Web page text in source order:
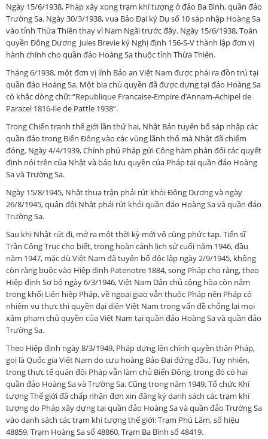
Ngày 15/6/1938, Pháp xây xong trạm khí tượng ở đảo Ba Bình, quần đảo
Trường Sa. Ngày 30/3/1938, vua Bảo Đại ký Dụ số 10 sáp nhập Hoàng Sa
vào tỉnh Thừa Thiên thay vì Nam Ngãi trước đây. Ngày 15/6/1938, Toàn
quyền Đông Dương Jules Brevie ký Nghị định 156-S-V thành lập đơn vị
hành chính cho quần đảo Hoàng Sa thuộc tỉnh Thừa Thiên.
Tháng 6/1938, một đơn vị lính Bảo an Việt Nam được phái ra đồn trú tại
quần đảo Hoàng Sa. Một bia chủ quyền đã được dựng tại đảo Hoàng Sa
có khắc dòng chữ: “Republique Francaise-Empire d’Annam-Achipel de
Paracel 1816-Ile de Pattle 1938”.
Trong Chiến tranh thế giới lần thứ hai, Nhật Bản tuyên bố sáp nhập các
quần đảo trong Biển Đông vào các vùng lãnh thổ mà Nhật đã chiếm
đóng. Ngày 4/4/1939, Chính phủ Pháp gửi Công hàm phản đối các quyết
định nói trên của Nhật và bảo lưu quyền của Pháp tại quần đảo Hoàng
Sa và Trường Sa.
Ngày 15/8/1945, Nhật thua trận phải rút khỏi Đông Dương và ngày
26/8/1945, quân đội Nhật phải rút khỏi quần đảo Hoàng Sa và quần đảo
Trường Sa.
Sau khi Nhật rút đi, mở ra một thời kỳ mới vô cùng phức tạp. Tiến sĩ
Trần Công Trục cho biết, trong hoàn cảnh lịch sử cuối năm 1946, đầu
năm 1947, mặc dù Việt Nam đã tuyên bố độc lập ngày 2/9/1945, không
còn ràng buộc vào Hiệp định Patenotre 1884, song Pháp cho rằng, theo
Hiệp định Sơ bộ ngày 6/3/1946, Việt Nam Dân chủ cộng hòa còn nằm
trong khối Liên hiệp Pháp, về ngoại giao vẫn thuộc Pháp nên Pháp có
nhiệm vụ thực thi quyền đại diện Việt Nam trong vấn đề chống lại mọi
xâm phạm chủ quyền của Việt Nam tại quần đảo Hoàng Sa và quần đảo
Trường Sa.
Theo Hiệp định ngày 8/3/1949, Pháp dựng lên chính quyền thân Pháp,
gọi là Quốc gia Việt Nam do cựu hoàng Bảo Đại đứng đầu. Tuy nhiên,
trong thực tế quân đội Pháp vẫn làm chủ Biển Đông, trong đó có hai
quần đảo Hoàng Sa và Trường Sa. Cũng trong năm 1949, Tổ chức Khí
tượng Thế giới đã chấp nhận đơn xin đăng ký danh sách các trạm khí
tượng do Pháp xây dựng tại quần đảo Hoàng Sa và quần đảo Trường Sa
vào danh sách các trạm khí tượng thế giới: Trạm Phú Lâm, số hiệu
48859, Trạm Hoàng Sa số 48860, Trạm Ba Bình số 48419.